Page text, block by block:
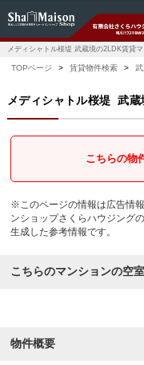
メディシャトル桜堤 武蔵境の2LDK賃貸
TOPページ 賃貸物件検索
メディシャトル桜堤 武蔵
こちらの物
※このページの情報は広告情
ンショップさくらハウジング
生成した参考情報です。
こちらのマンションの空
物件概要